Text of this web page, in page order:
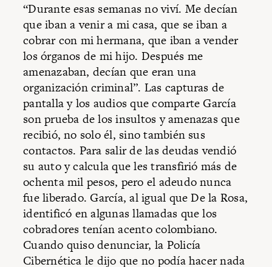
“Durante esas semanas no viví. Me decían
que iban a venir a mi casa, que se iban a
cobrar con mi hermana, que iban a vender
los órganos de mi hijo. Después me
amenazaban, decían que eran una
organización criminal”. Las capturas de
pantalla y los audios que comparte García
son prueba de los insultos y amenazas que
recibió, no solo él, sino también sus
contactos. Para salir de las deudas vendió
su auto y calcula que les transfirió más de
ochenta mil pesos, pero el adeudo nunca
fue liberado. García, al igual que De la Rosa,
identificó en algunas llamadas que los
cobradores tenían acento colombiano.
Cuando quiso denunciar, la Policía
Cibernética le dijo que no podía hacer nada